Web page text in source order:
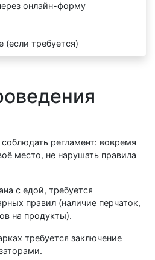
онлайн-форму
(если требуется)
регламент: вовремя
место, не нарушать правила
с едой, требуется
правил (наличие перчаток,
на продукты).
требуется заключение